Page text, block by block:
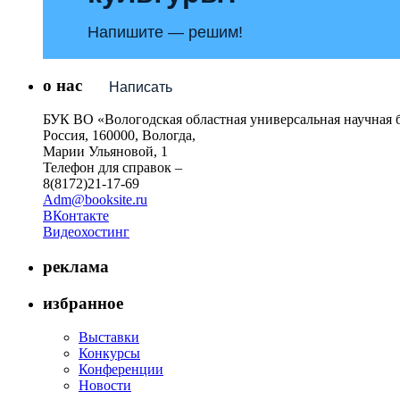
Напишите — решим!
Написать
о нас
БУК ВО «Вологодская областная универсальная научная
Россия, 160000, Вологда,
Марии Ульяновой, 1
Телефон для справок –
8(8172)21-17-69
Adm@booksite.ru
ВКонтакте
Видеохостинг
реклама
избранное
Выставки
Конкурсы
Конференции
Новости